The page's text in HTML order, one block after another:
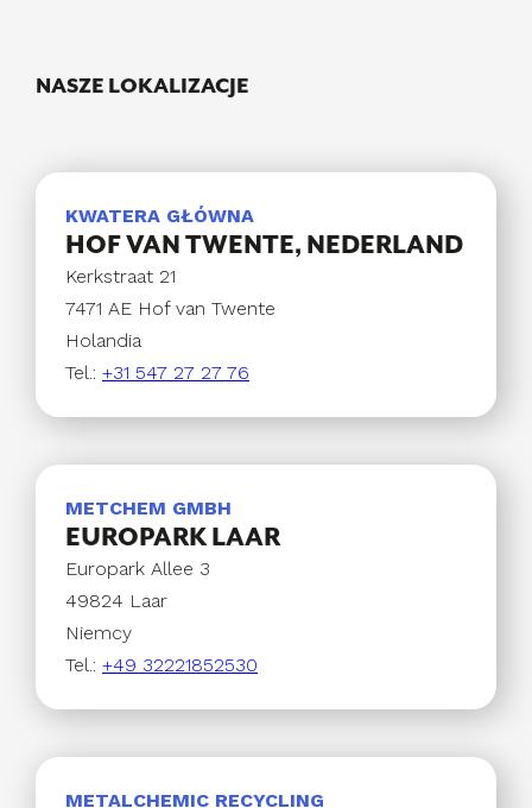
NASZE LOKALIZACJE
KWATERA GŁÓWNA
HOF VAN TWENTE, NEDERLAND
Kerkstraat 21
7471 AE Hof van Twente
Holandia
Tel.: +31 547 27 27 76
METCHEM GMBH
EUROPARK LAAR
Europark Allee 3
49824 Laar
Niemcy
Tel.: +49 32221852530
METALCHEMIC RECYCLING